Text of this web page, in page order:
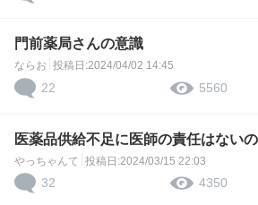
門前薬局さんの意識
ならお 投稿日:2024/04/02 14:45
22 5560
医薬品供給不足に医師の責任はない
やっちゃんて 投稿日:2024/03/15 22:03
32 4350